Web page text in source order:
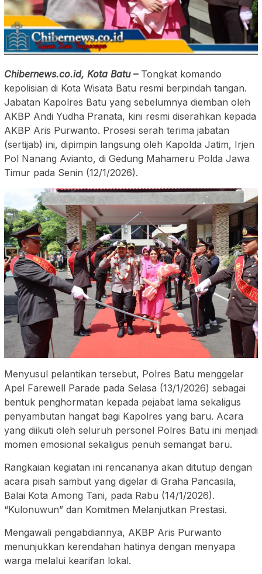
Chibernews.co.id, Kota Batu – Tongkat komando
kepolisian di Kota Wisata Batu resmi berpindah tangan.
Jabatan Kapolres Batu yang sebelumnya diemban oleh
AKBP Andi Yudha Pranata, kini resmi diserahkan kepada
AKBP Aris Purwanto. Prosesi serah terima jabatan
(sertijab) ini, dipimpin langsung oleh Kapolda Jatim, Irjen
Pol Nanang Avianto, di Gedung Mahameru Polda Jawa
Timur pada Senin (12/1/2026).
Menyusul pelantikan tersebut, Polres Batu menggelar
Apel Farewell Parade pada Selasa (13/1/2026) sebagai
bentuk penghormatan kepada pejabat lama sekaligus
penyambutan hangat bagi Kapolres yang baru. Acara
yang diikuti oleh seluruh personel Polres Batu ini menjadi
momen emosional sekaligus penuh semangat baru.
Rangkaian kegiatan ini rencananya akan ditutup dengan
acara pisah sambut yang digelar di Graha Pancasila,
Balai Kota Among Tani, pada Rabu (14/1/2026).
“Kulonuwun” dan Komitmen Melanjutkan Prestasi.
Mengawali pengabdiannya, AKBP Aris Purwanto
menunjukkan kerendahan hatinya dengan menyapa
warga melalui kearifan lokal.